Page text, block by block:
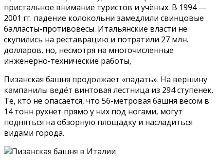
пристальное внимание туристов и учёных. В 1994 —
2001 гг. падение колокольни замедлили свинцовые
балласты-противовесы. Итальянские власти не
скупились на реставрацию и потратили 27 млн.
долларов, но, несмотря на многочисленные
инженерно-технические работы,
Пизанская башня продолжает «падать». На вершину
кампанилы ведёт винтовая лестница из 294 ступенек.
Те, кто не опасается, что 56-метровая башня весом в
14 тонн рухнет прямо у них под ногами, могут
подняться на обзорную площадку и насладиться
видами города.